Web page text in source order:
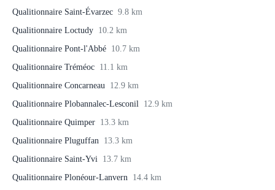
Qualitionnaire Saint-Évarzec 9.8 km
Qualitionnaire Loctudy 10.2 km
Qualitionnaire Pont-l'Abbé 10.7 km
Qualitionnaire Tréméoc 11.1 km
Qualitionnaire Concarneau 12.9 km
Qualitionnaire Plobannalec-Lesconil 12.9 km
Qualitionnaire Quimper 13.3 km
Qualitionnaire Pluguffan 13.3 km
Qualitionnaire Saint-Yvi 13.7 km
Qualitionnaire Plonéour-Lanvern 14.4 km